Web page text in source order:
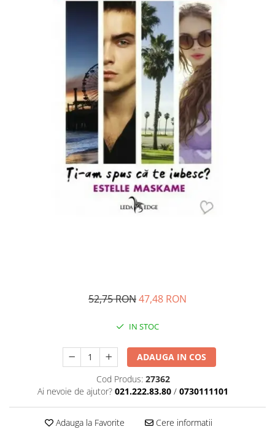
Atlase, dictionare si enciclopedii
Carte prescolara
Dictionare de limba romana
Ghiduri de conversatie
Invatamant gimnazial
Invatamant primar
Invatarea limbilor straine
Carti pentru copii
Povesti pentru copii
Povesti si povestiri
Dictionare si enciclopedii
52,75 RON47,48 RON
IN STOC
ADAUGA IN COS
Cod Produs: 27362
Ai nevoie de ajutor? 021.222.83.80 / 0730111101
Adauga la Favorite Cere informatii